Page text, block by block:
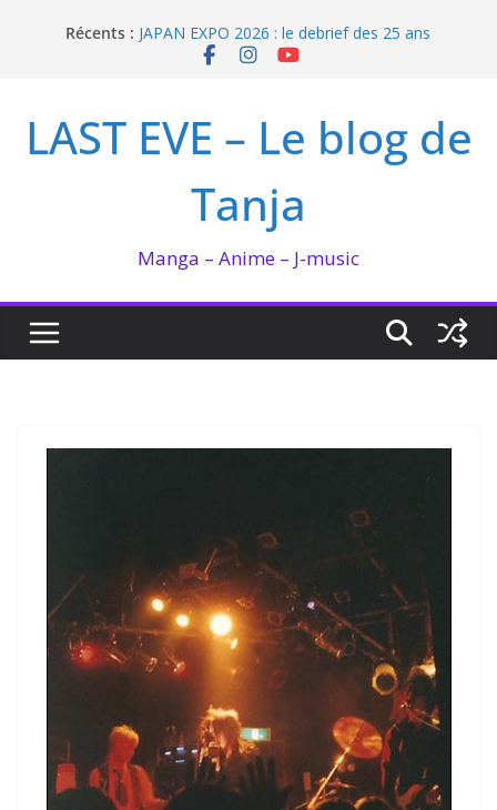
Récents : JAPAN EXPO 2026 : le debrief des 25 ans
Bilan lecture et visionnage de juillet 2026
LAST EVE – Le blog de
Tanja
Manga – Anime – J-music